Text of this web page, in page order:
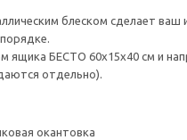
блеском сделает
ящика БЕСТО 60х15х40 см и
отдельно).
окантовка